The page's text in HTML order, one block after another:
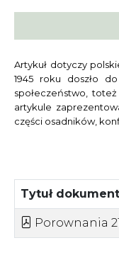
Artykuł dotyczy
1945 roku doszło
społeczeństwo,
artykule
części osadników,
Tytuł
Porownania